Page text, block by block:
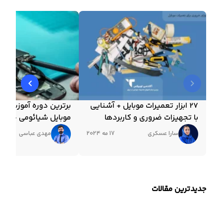
27 ابزار تعمیرات موبایل + آشنایی
با تجهیزات ضروری و کاربردها
سارا عسکری 17 مه 2024
برترین دوره آموزش
موبایل شیائومی +
مهدی عباسی
جدیدترین مقالات